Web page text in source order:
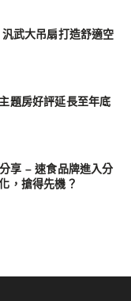
武大吊扇打造舒適空
題房好評延長至年底
享 – 速食品牌進入分
，搶得先機？